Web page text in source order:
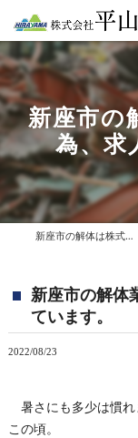
新座市の
為、求
新座市の解体は株式会社平山工業
新座市の解体
ています。
2022/08/23
暑さにも多少は慣れ
この頃。